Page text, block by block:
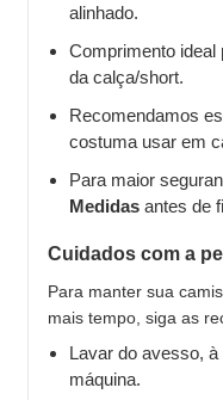
alinhado.
Comprimento ideal
da calça/short.
Recomendamos
costuma usar em
Para maior
Medidas antes de
Cuidados com a
Para manter sua
mais tempo, siga as
Lavar do avesso,
máquina.